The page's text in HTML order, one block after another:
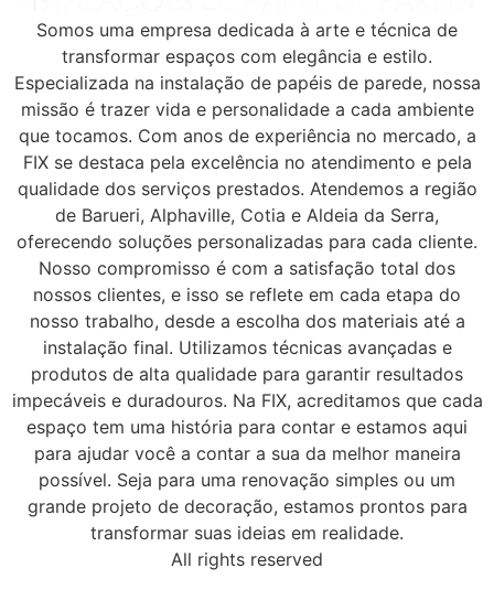
Somos uma empresa dedicada à arte e técnica de
transformar espaços com elegância e estilo.
Especializada na instalação de papéis de parede, nossa
missão é trazer vida e personalidade a cada ambiente
que tocamos. Com anos de experiência no mercado, a
FIX se destaca pela excelência no atendimento e pela
qualidade dos serviços prestados. Atendemos a região
de Barueri, Alphaville, Cotia e Aldeia da Serra,
oferecendo soluções personalizadas para cada cliente.
Nosso compromisso é com a satisfação total dos
nossos clientes, e isso se reflete em cada etapa do
nosso trabalho, desde a escolha dos materiais até a
instalação final. Utilizamos técnicas avançadas e
produtos de alta qualidade para garantir resultados
impecáveis e duradouros. Na FIX, acreditamos que cada
espaço tem uma história para contar e estamos aqui
para ajudar você a contar a sua da melhor maneira
possível. Seja para uma renovação simples ou um
grande projeto de decoração, estamos prontos para
transformar suas ideias em realidade.
All rights reserved